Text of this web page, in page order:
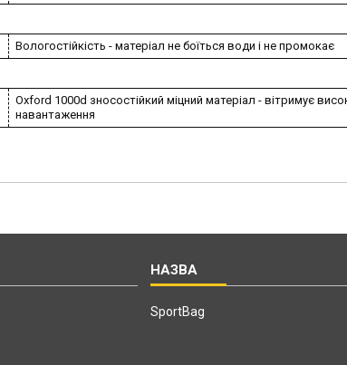
Вологостійкість - матеріал не боїться води і не промокає
Oxford 1000d зносостійкий міцний матеріал - вітримує
навантаження
SportBag